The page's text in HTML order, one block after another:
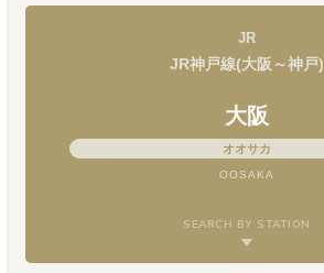
JR
JR神戸線(大阪～神戸)
大阪
オオサカ
OOSAKA
SEARCH BY STATION